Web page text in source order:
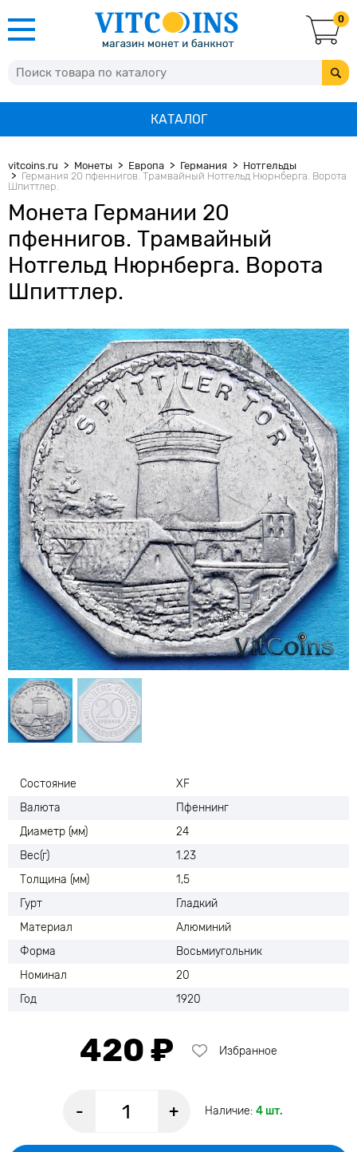
0
КАТАЛОГ
vitcoins.ru Монеты Европа Германия
Нотгельды
Германия 20 пфеннигов. Трамвайный Нотгельд Нюрнберга. Ворота
Шпиттлер.
Монета Германии 20
пфеннигов. Трамвайный
Нотгельд Нюрнберга. Ворота
Шпиттлер.
Состояние
XF
Валюта
Пфеннинг
Диаметр (мм)
24
Вес(г)
1.23
Толщина (мм)
1,5
Гурт
Гладкий
Материал
Алюминий
Форма
Восьмиугольник
Номинал
20
Год
1920
420 ₽ Избранное
- + Наличие: 4 шт.